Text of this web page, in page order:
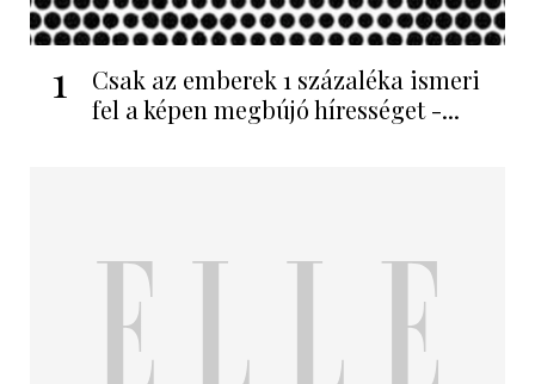
1
Csak az emberek 1 százaléka ismeri
fel a képen megbújó hírességet -...